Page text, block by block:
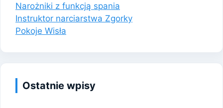
Narożniki z funkcją spania
Instruktor narciarstwa Zgorky
Pokoje Wisła
Ostatnie wpisy